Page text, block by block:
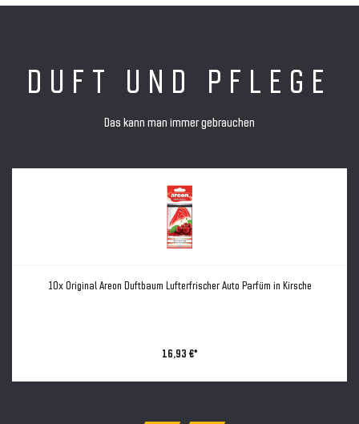
DUFT UND PFLEGE
Das kann man immer gebrauchen
10x Original Areon Duftbaum Lufterfrischer Auto Parfüm in Kirsche
16,93 €*